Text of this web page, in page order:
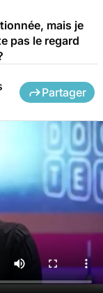
mais je
pas le regard
Partager